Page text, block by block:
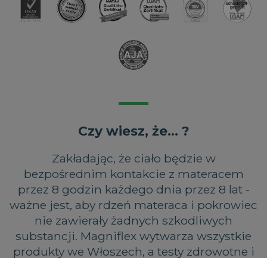
Czy wiesz, że... ?
Zakładając, że ciało będzie w
bezpośrednim kontakcie z materacem
przez 8 godzin każdego dnia przez 8 lat -
ważne jest, aby rdzeń materaca i pokrowiec
nie zawierały żadnych szkodliwych
substancji. Magniflex wytwarza wszystkie
produkty we Włoszech, a testy zdrowotne i